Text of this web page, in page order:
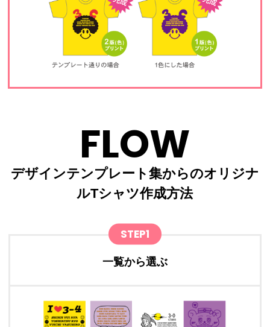
FLOW
デザインテンプレート集からのオリジナ
ルTシャツ作成方法
STEP1
一覧から選ぶ